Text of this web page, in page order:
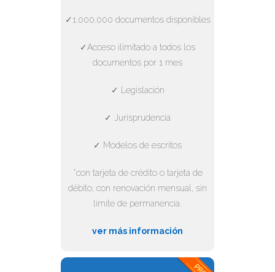
✓1.000.000 documentos disponibles
✓Acceso ilimitado a todos los
documentos por 1 mes
✓ Legislación
✓ Jurisprudencia
✓ Modelos de escritos
*con tarjeta de crédito o tarjeta de
débito, con renovación mensual, sin
límite de permanencia.
ver más información